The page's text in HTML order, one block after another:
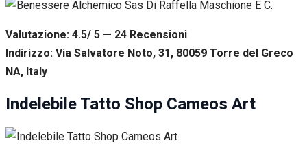
Valutazione: 4.5/ 5 — 24 Recensioni
Indirizzo: Via Salvatore Noto, 31, 80059 Torre del Greco
NA, Italy
Indelebile Tatto Shop Cameos Art